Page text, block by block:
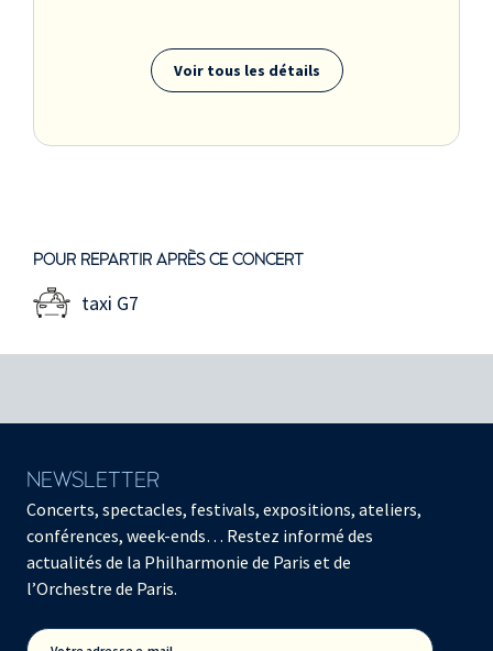
Voir tous les détails
POUR REPARTIR APRÈS CE CONCERT
taxi G7
NEWSLETTER
Concerts, spectacles, festivals, expositions, ateliers,
conférences, week-ends… Restez informé des
actualités de la Philharmonie de Paris et de
l’Orchestre de Paris.